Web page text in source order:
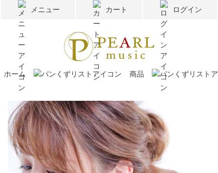
メニュー カート ログイン
ホーム 商品